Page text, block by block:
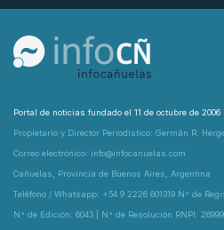
Portal de noticias fundado el 11 de octubre de 2006
Propietario y Director Periodístico: Germán R.
Correo electrónico: info@infocanuelas.com
Cañuelas, Provincia de Buenos Aires, Argentina
Teléfono / Whatsapp: +54 9 2226 601319 N° de
N° de Edición: 6043 | N° de Resolución RNPI: